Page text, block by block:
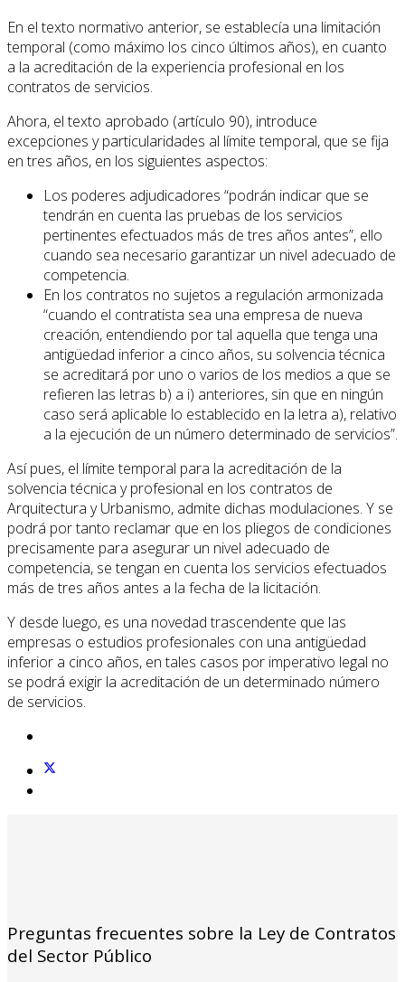
En el texto normativo anterior, se establecía una limitación
temporal (como máximo los cinco últimos años), en cuanto
a la acreditación de la experiencia profesional en los
contratos de servicios.
Ahora, el texto aprobado (artículo 90), introduce
excepciones y particularidades al límite temporal, que se fija
en tres años, en los siguientes aspectos:
Los poderes adjudicadores “podrán indicar que se
tendrán en cuenta las pruebas de los servicios
pertinentes efectuados más de tres años antes”, ello
cuando sea necesario garantizar un nivel adecuado de
competencia.
En los contratos no sujetos a regulación armonizada
“cuando el contratista sea una empresa de nueva
creación, entendiendo por tal aquella que tenga una
antigüedad inferior a cinco años, su solvencia técnica
se acreditará por uno o varios de los medios a que se
refieren las letras b) a i) anteriores, sin que en ningún
caso será aplicable lo establecido en la letra a), relativo
a la ejecución de un número determinado de servicios”.
Así pues, el límite temporal para la acreditación de la
solvencia técnica y profesional en los contratos de
Arquitectura y Urbanismo, admite dichas modulaciones. Y se
podrá por tanto reclamar que en los pliegos de condiciones
precisamente para asegurar un nivel adecuado de
competencia, se tengan en cuenta los servicios efectuados
más de tres años antes a la fecha de la licitación.
Y desde luego, es una novedad trascendente que las
empresas o estudios profesionales con una antigüedad
inferior a cinco años, en tales casos por imperativo legal no
se podrá exigir la acreditación de un determinado número
de servicios.
Preguntas frecuentes sobre la Ley de Contratos
del Sector Público